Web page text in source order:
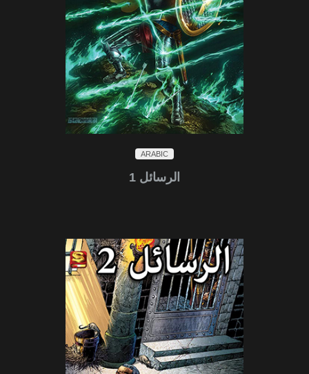
ARABIC
الرسائل 1